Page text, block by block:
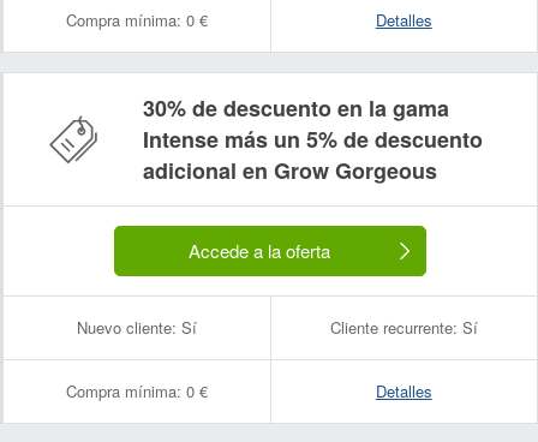
Compra mínima: 0 € Detalles
30% de descuento en la gama
Intense más un 5% de descuento
adicional en Grow Gorgeous
Accede a la oferta
Nuevo cliente: Sí Cliente recurrente: Sí
Compra mínima: 0 € Detalles